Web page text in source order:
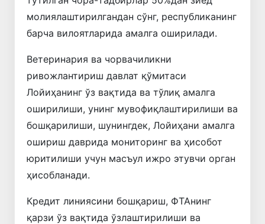
молиялаштирилгандан сўнг, республиканинг
барча вилоятларида амалга оширилади.
Ветеринария ва чорвачиликни
ривожлантириш давлат қўмитаси
Лойиҳанинг ўз вақтида ва тўлиқ амалга
оширилиши, унинг мувофиқлаштирилиши ва
бошқарилиши, шунингдек, Лойиҳани амалга
ошириш даврида мониторинг ва ҳисобот
юритилиши учун масъул ижро этувчи орган
ҳисобланади.
Кредит линиясини бошқариш, ФТАнинг
қарзи ўз вақтида ўзлаштирилиши ва